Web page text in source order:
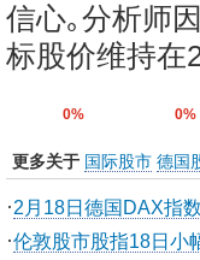
信心｡分析师
标股价维持在
0% 0%
更多关于 国际股市 德国
·2月18日德国DAX指
·伦敦股市股指18日小